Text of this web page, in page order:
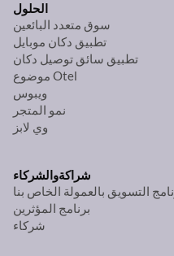
الحلول
سوق متعدد البائعين
تطبيق دكان موبايل
تطبيق سائق توصيل دكان
موضوع Otel
ويبوس
نمو المتجر
وي لابز
شراكةوالشركاء
التسويق بالعمولة الخاص بنا
برنامج المؤثرين
شركاء